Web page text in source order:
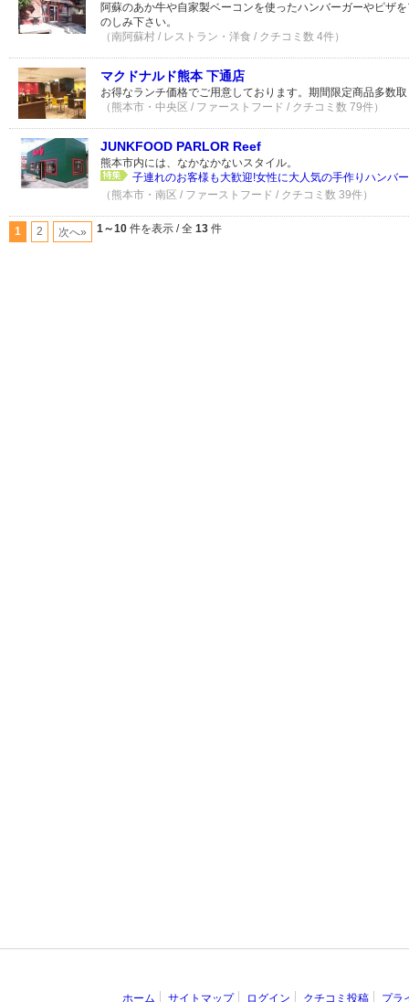
阿蘇のあか牛や自家製ベーコンを使ったハンバーガーやピザ
のしみ下さい。
（南阿蘇村 / レストラン・洋食 / クチコミ数 4件）
マクドナルド熊本 下通店
お得なランチ価格でご用意しております。期間限定商品多数
（熊本市・中央区 / ファーストフード / クチコミ数 79件）
JUNKFOOD PARLOR Reef
熊本市内には、なかなかないスタイル。
子連れのお客様も大歓迎!女性に大人気の手作りハンバ
（熊本市・南区 / ファーストフード / クチコミ数 39件）
1 2 次へ» 1～10 件を表示 / 全 13 件
ホーム サイトマップ ログイン クチコミ投稿 プラ